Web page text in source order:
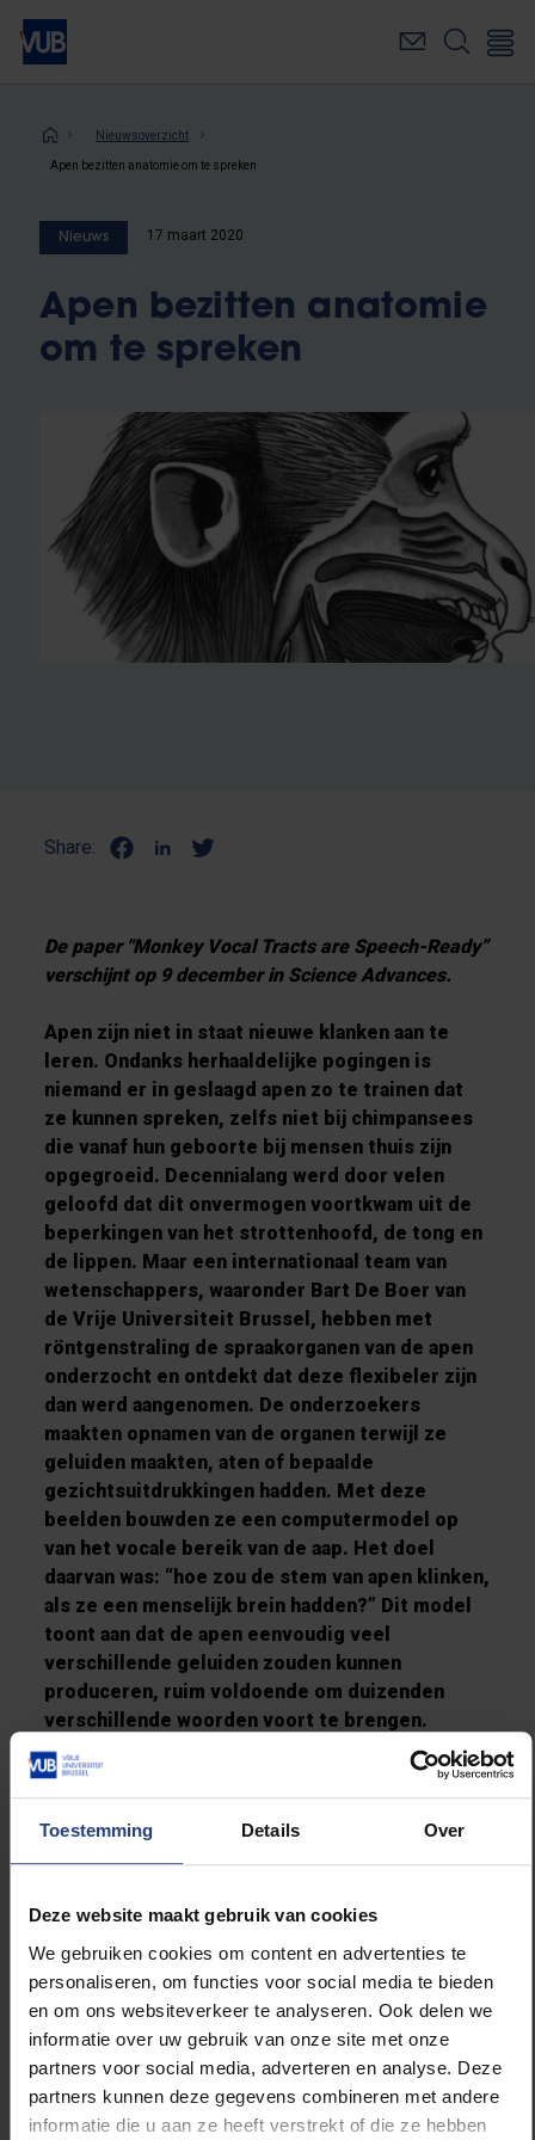
Toestemming Details Over
Deze website maakt gebruik van cookies
We gebruiken cookies om content en advertenties te
personaliseren, om functies voor social media te bieden
en om ons websiteverkeer te analyseren. Ook delen we
informatie over uw gebruik van onze site met onze
partners voor social media, adverteren en analyse. Deze
partners kunnen deze gegevens combineren met andere
informatie die u aan ze heeft verstrekt of die ze hebben
Overslaan
naar
inhoudKruimelpad
Nieuwsoverzicht
Apen bezitten anatomie om te spreken
Nieuws 17 maart 2020
Apen bezitten anatomie
om te spreken
Share:
De paper "Monkey Vocal Tracts are Speech-Ready”
verschijnt op 9 december in Science Advances.
Apen zijn niet in staat nieuwe klanken aan te
leren. Ondanks herhaaldelijke pogingen is
niemand er in geslaagd apen zo te trainen dat
ze kunnen spreken, zelfs niet bij chimpansees
die vanaf hun geboorte bij mensen thuis zijn
opgegroeid. Decennialang werd door velen
geloofd dat dit onvermogen voortkwam uit de
beperkingen van het strottenhoofd, de tong en
de lippen. Maar een internationaal team van
wetenschappers, waaronder Bart De Boer van
de Vrije Universiteit Brussel, hebben met
röntgenstraling de spraakorganen van de apen
onderzocht en ontdekt dat deze flexibeler zijn
dan werd aangenomen. De onderzoekers
maakten opnamen van de organen terwijl ze
geluiden maakten, aten of bepaalde
gezichtsuitdrukkingen hadden. Met deze
beelden bouwden ze een computermodel op
van het vocale bereik van de aap. Het doel
daarvan was: “hoe zou de stem van apen klinken,
als ze een menselijk brein hadden?” Dit model
toont aan dat de apen eenvoudig veel
verschillende geluiden zouden kunnen
produceren, ruim voldoende om duizenden
verschillende woorden voort te brengen.
Voorbeelden van het digitale apenpraat vindt u
hier. (Mensenspraak:
"Will you marry me?",
apenpraat: "Will you marry me?", mensenspraak:
"Joyeux Noël ", in apenpraat: " ")
Bart De Boer maakt deel uit van het Artificial
Intelligence Laboratory van de Vrije
Universiteit. Momenteel bestaat dat uit twee
grote onderzoeksgroepen. DeRobotics and
Language Evolution Groupspecialiseert zich op
de evolutie van taal en bestaande communicatie
systemen. DeComputational Modeling Groupis
actief op verschillende gebieden zoalsmulti-